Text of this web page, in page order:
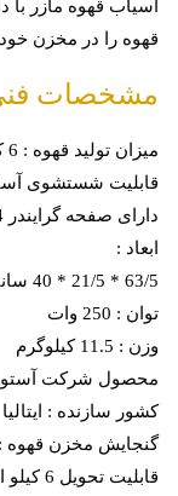
قهوه را در مخزن
مشخصات فنی
میزان تولید قهوه : 6 کیلوگرم در ساعت
قابلیت شستشوی
دارای صفحه گرایندر 64 میلی متری
ابعاد :
63/5 * 21/5 * 40 سانتی متر
توان : 250 وات
وزن : 11.5 کیلوگرم
محصول شرکت
کشور سازنده : ایتالیا
گنجایش مخزن قهوه : 1700 گرم
قابلیت تحویل 6 کیلو اسپرسو در ساعت